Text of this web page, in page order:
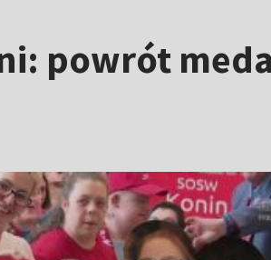
powrót